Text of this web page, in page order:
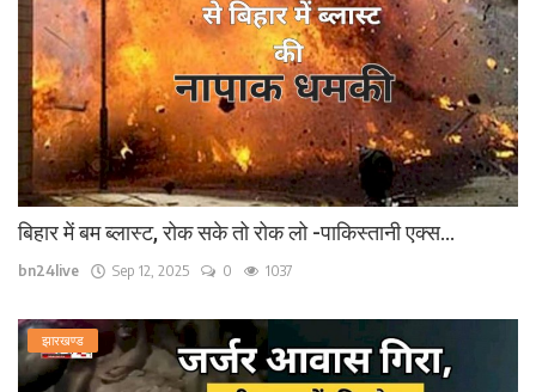
बिहार में बम ब्लास्ट, रोक सके तो रोक लो -पाकिस्तानी एक्स...
bn24live Sep 12, 2025 0 1037
झारखण्ड